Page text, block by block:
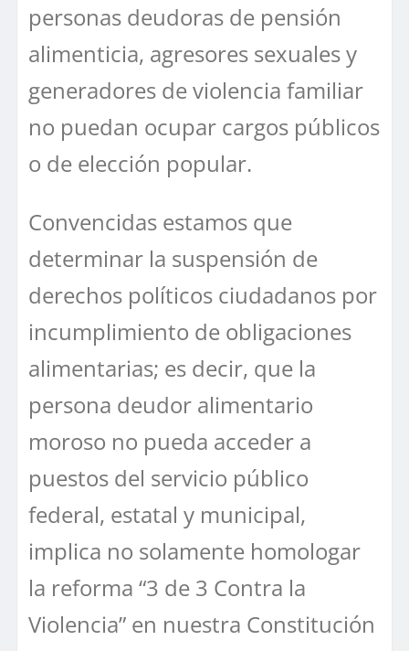
personas deudoras de pensión
alimenticia, agresores sexuales y
generadores de violencia familiar
no puedan ocupar cargos públicos
o de elección popular.
Convencidas estamos que
determinar la suspensión de
derechos políticos ciudadanos por
incumplimiento de obligaciones
alimentarias; es decir, que la
persona deudor alimentario
moroso no pueda acceder a
puestos del servicio público
federal, estatal y municipal,
implica no solamente homologar
la reforma “3 de 3 Contra la
Violencia” en nuestra Constitución